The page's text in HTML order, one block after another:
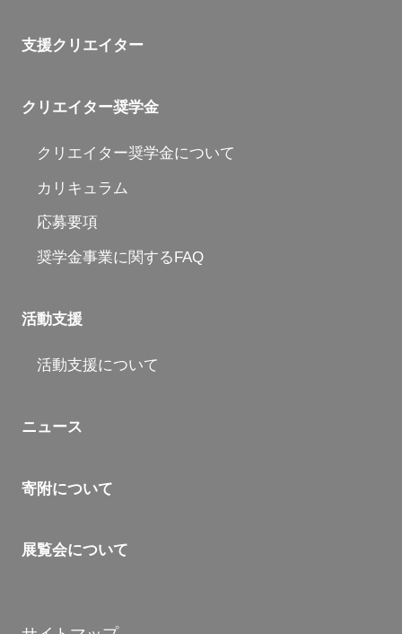
支援クリエイター
クリエイター奨学金
クリエイター奨学金について
カリキュラム
応募要項
奨学金事業に関するFAQ
活動支援
活動支援について
ニュース
寄附について
展覧会について